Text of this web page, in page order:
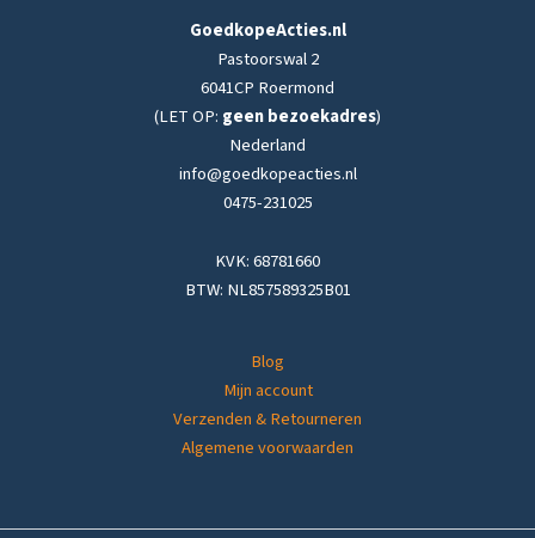
GoedkopeActies.nl
Pastoorswal 2
6041CP Roermond
(LET OP: geen bezoekadres)
Nederland
info@goedkopeacties.nl
0475-231025
KVK: 68781660
BTW: NL857589325B01
Blog
Mijn account
Verzenden & Retourneren
Algemene voorwaarden